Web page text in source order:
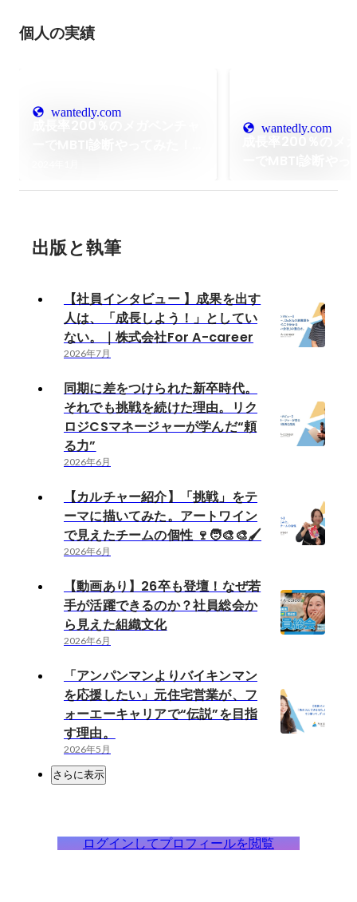
個人の実績
wantedly.com
wantedly.com
出版と執筆
【社員インタビュー 】成果を出す
人は、「成長しよう！」としてい
ない。｜株式会社For A-career
2026年7月
同期に差をつけられた新卒時代。
それでも挑戦を続けた理由。リク
ロジCSマネージャーが学んだ“頼
る力”
2026年6月
【カルチャー紹介】「挑戦」をテ
ーマに描いてみた。アートワイン
で見えたチームの個性 🍷🧑‍🎨🎨🖌️
2026年6月
【動画あり】26卒も登壇！なぜ若
手が活躍できるのか？社員総会か
ら見えた組織文化
2026年6月
「アンパンマンよりバイキンマン
を応援したい」元住宅営業が、フ
ォーエーキャリアで“伝説”を目指
す理由。
2026年5月
さらに表示
ログインしてプロフィールを閲覧